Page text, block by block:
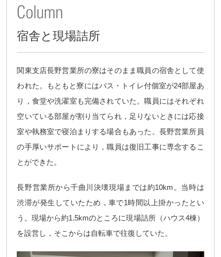
宿舎と現場詰所
関東支店長野営業所の寮はそのまま職員の宿舎として使
われた。もともと寮にはバス・トイレ付個室が24部屋あ
り，食堂や洗濯室も完備されていた。職員にはそれぞれ
空いている部屋が割り当てられ，足りないときには応接
室や執務室で寝泊まりする場合もあった。長野営業所員
の手厚いサポートにより，職員は復旧工事に専念するこ
とができた。
長野営業所から千曲川決壊現場までは約10km。当時は
渋滞が発生していたため，車で1時間以上掛かったとい
う。現場から約1.5kmのところに現場詰所（ハウス4棟）
を設営し，そこからは自転車で往復していた。